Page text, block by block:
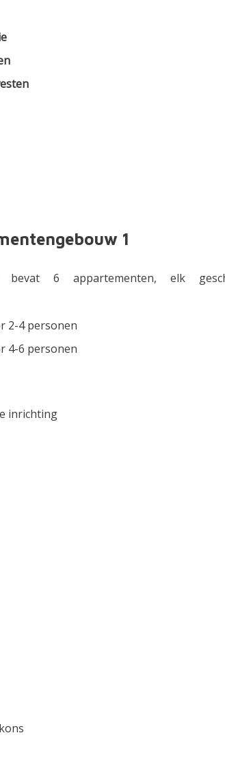
1
bevat 6 appartementen, elk
2-4 personen
4-6 personen
inrichting